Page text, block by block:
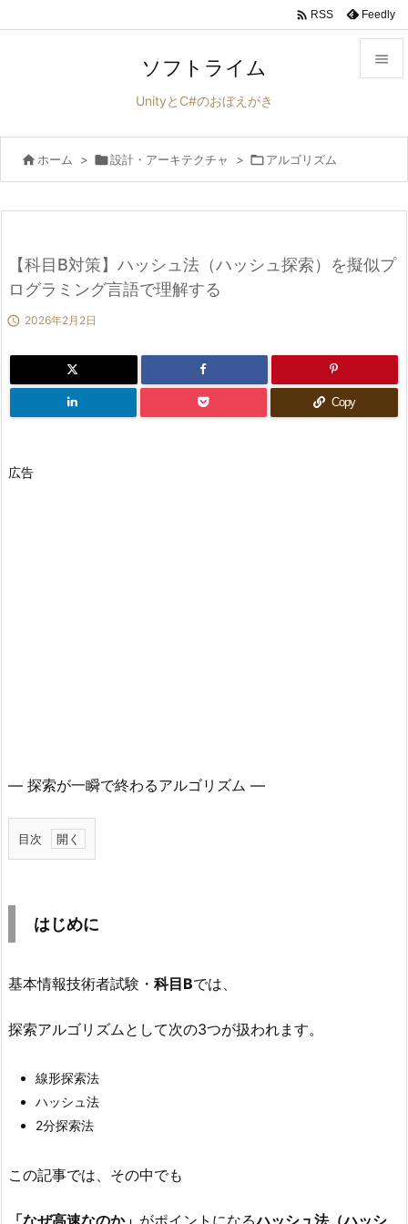


前へ
次へ
 RSS Feedly
ソフトライム
UnityとC#のおぼえがき
 ホーム > 設計・アーキテクチャ > アルゴリズム
【科目B対策】ハッシュ法（ハッシュ探索）を擬似プ
ログラミング言語で理解する
 2026年2月2日
Copy
広告
― 探索が一瞬で終わるアルゴリズム ―
目次
1.
め
2.
ッ
ュ
法
と
2.
はじめに
基本情報技術者試験・ 科目Bでは、
探索アルゴリズムとして次の3つが扱われます。
線形探索法
ハッシュ法
2分探索法
この記事では、その中でも